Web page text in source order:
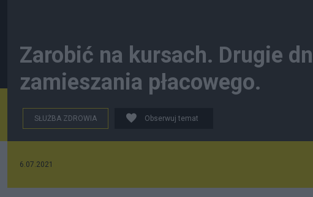
Zarobić na kursach. Drugie
zamieszania płacowego.
SŁUŻBA ZDROWIA Obserwuj temat
6.07.2021